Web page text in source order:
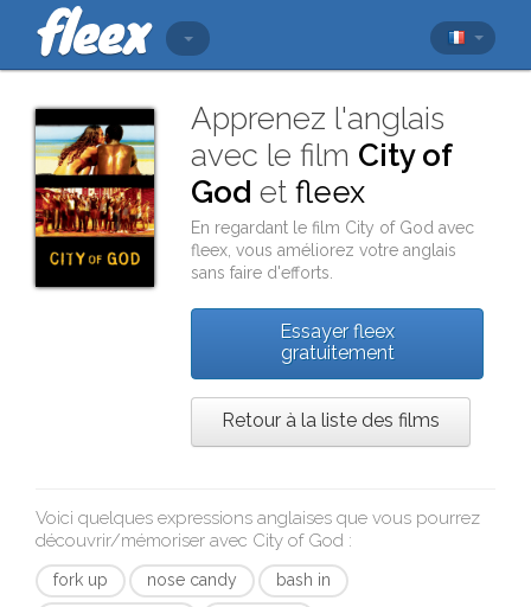
Apprenez l'anglais
avec le film City of
God etfleex
En regardant le film City of God avec
fleex , vous améliorez votre anglais
sans faire d'efforts.
Essayer fleex
gratuitement
Retour à la liste des films
Voici quelques expressions anglaises que vous pourrez
découvrir/mémoriser avec City of God :
fork up nose candy
bash in